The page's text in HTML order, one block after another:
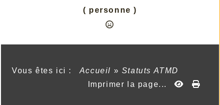
( personne )
Vous êtes ici : Accueil » Statuts ATMD
Imprimer la page...